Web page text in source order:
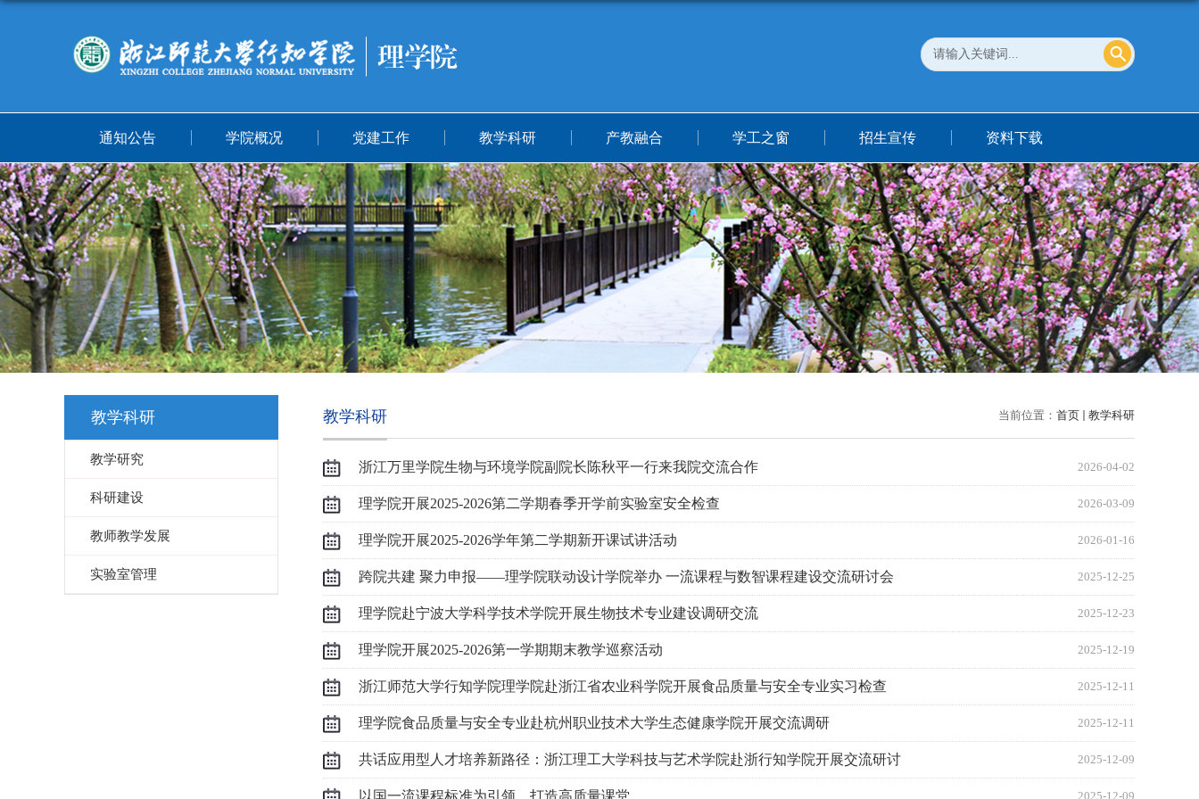
通知公告 学院概况 党建工作 教学科研 产教融合 学工之窗 招生宣传 资料下载
教学科研
教学研究
科研建设
教师教学发展
实验室管理
当前位置： 首页 教学科研
教学科研
浙江万里学院生物与环境学院副院长陈秋平一行来我院交流合作 2026-04-02
理学院开展2025-2026第二学期春季开学前实验室安全检查 2026-03-09
理学院开展2025-2026学年第二学期新开课试讲活动 2026-01-16
跨院共建 聚力申报——理学院联动设计学院举办 一流课程与数智课程建设交流研讨会 2025-12-25
理学院赴宁波大学科学技术学院开展生物技术专业建设调研交流 2025-12-23
理学院开展2025-2026第一学期期末教学巡察活动 2025-12-19
浙江师范大学行知学院理学院赴浙江省农业科学院开展食品质量与安全专业实习检查 2025-12-11
理学院食品质量与安全专业赴杭州职业技术大学生态健康学院开展交流调研 2025-12-11
共话应用型人才培养新路径：浙江理工大学科技与艺术学院赴浙行知学院开展交流研讨 2025-12-09
以国一流课程标准为引领，打造高质量课堂 2025-12-09